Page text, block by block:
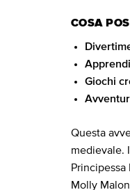
COSA
Giochi
Questa
medievale.
Molly